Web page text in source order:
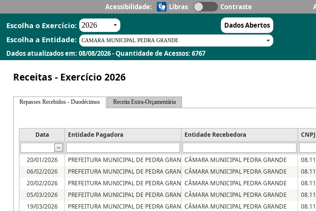
Acessibilidade: Libras Contraste
Escolha o Exercício: Dados Abertos
Escolha a Entidade:
Dados atualizados em: 08/08/2026 - Quantidade de Acessos: 6767